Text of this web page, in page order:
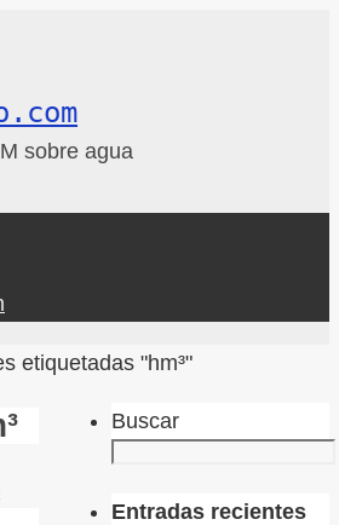
sobre agua
etiquetadas "hm³"
Buscar
Entradas recientes